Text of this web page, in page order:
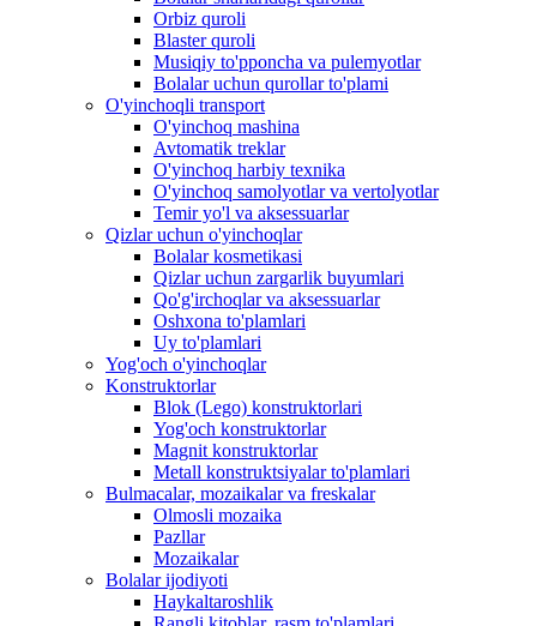
Orbiz quroli
Blaster quroli
Musiqiy to'pponcha va pulemyotlar
Bolalar uchun qurollar to'plami
O'yinchoqli transport
O'yinchoq mashina
Avtomatik treklar
O'yinchoq harbiy texnika
O'yinchoq samolyotlar va vertolyotlar
Temir yo'l va aksessuarlar
Qizlar uchun o'yinchoqlar
Bolalar kosmetikasi
Qizlar uchun zargarlik buyumlari
Qo'g'irchoqlar va aksessuarlar
Oshxona to'plamlari
Uy to'plamlari
Yog'och o'yinchoqlar
Konstruktorlar
Blok (Lego) konstruktorlari
Yog'och konstruktorlar
Magnit konstruktorlar
Metall konstruktsiyalar to'plamlari
Bulmacalar, mozaikalar va freskalar
Olmosli mozaika
Pazllar
Mozaikalar
Bolalar ijodiyoti
Haykaltaroshlik